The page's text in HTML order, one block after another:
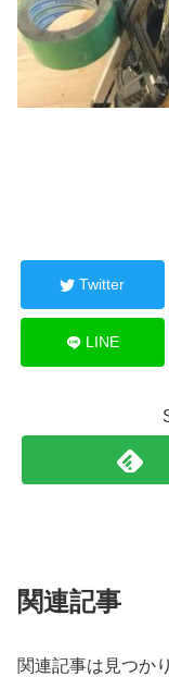
Twitter
LINE
関連記事
関連記事は見つか